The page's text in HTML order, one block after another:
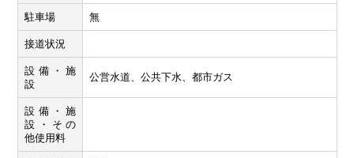
駐車場 無
接道状況
設備・施
設
公営水道、公共下水、都市ガス
設備・施
設・その
他使用料